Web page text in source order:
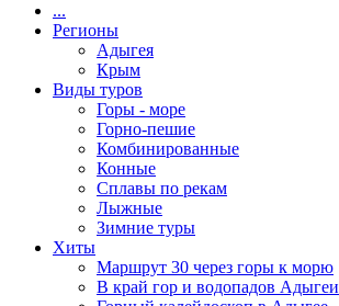
...
Регионы
Адыгея
Крым
Виды туров
Горы - море
Горно-пешие
Комбинированные
Конные
Сплавы по рекам
Лыжные
Зимние туры
Хиты
Маршрут 30 через горы к морю
В край гор и водопадов Адыгеи